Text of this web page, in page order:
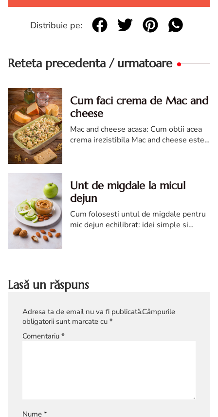
Distribuie pe:
Reteta precedenta / urmatoare
Cum faci crema de Mac and
cheese
Mac and cheese acasa: Cum obtii acea
crema irezistibila Mac and cheese este
Unt de migdale la micul
dejun
Cum folosesti untul de migdale pentru
mic dejun echilibrat: idei simple si
Lasă un răspuns
Adresa ta de email nu va fi publicată.Câmpurile
obligatorii sunt marcate cu *
Comentariu *
Nume *